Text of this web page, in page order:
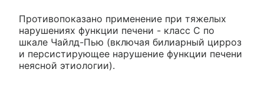
Противопоказано применение при тяжелых
нарушениях функции печени - класс С по
шкале Чайлд-Пью (включая билиарный цирроз
и персистирующее нарушение функции печени
неясной этиологии).